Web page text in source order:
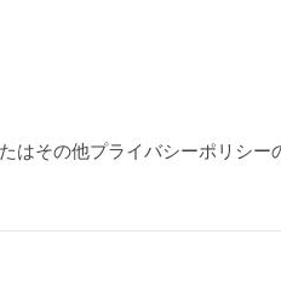
その他プライバシーポリシー